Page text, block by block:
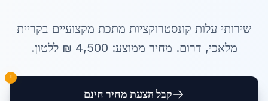
שירותי עלות קונסטרוקציות מתכת מקצועיים בקריית
מלאכי, דרום. מחיר ממוצע: 4,500 ₪ ללטון.
קבל הצעת מחיר חינם
!